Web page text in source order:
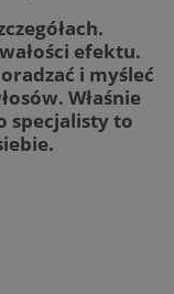
efektu.
i myśleć
Właśnie
specjalisty to